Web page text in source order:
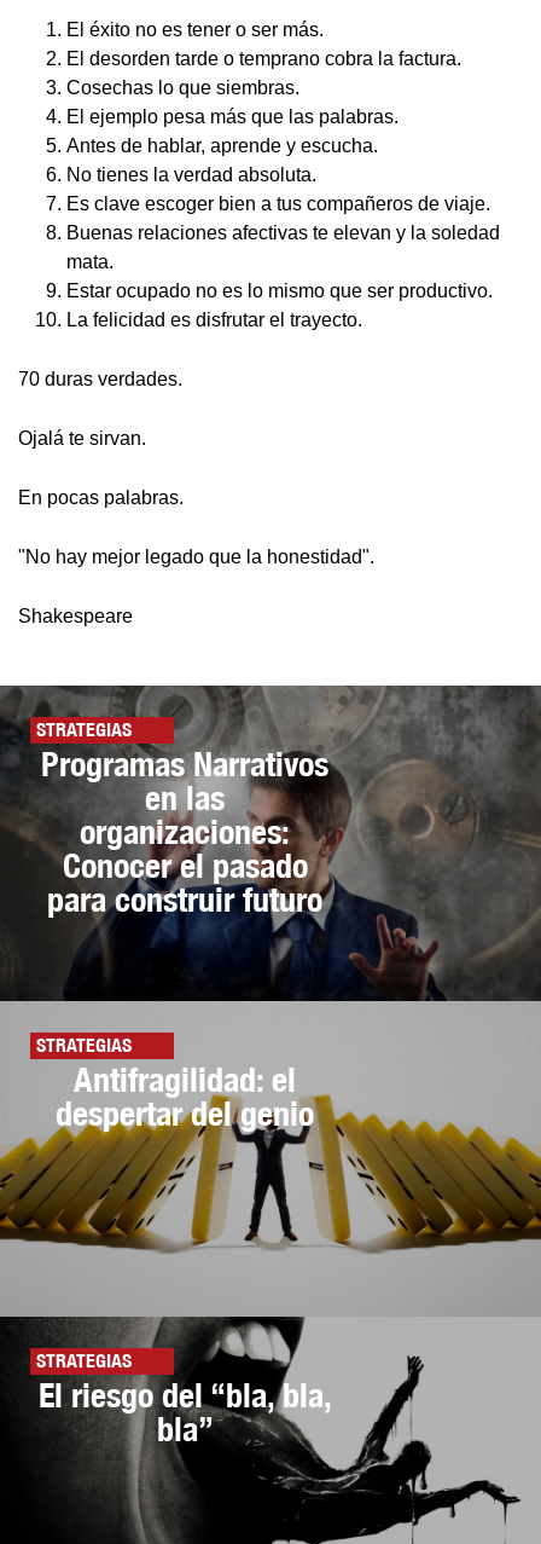
El éxito no es tener o ser más.
El desorden tarde o temprano cobra la factura.
Cosechas lo que siembras.
El ejemplo pesa más que las palabras.
Antes de hablar, aprende y escucha.
No tienes la verdad absoluta.
Es clave escoger bien a tus compañeros de viaje.
Buenas relaciones afectivas te elevan y la soledad
mata.
Estar ocupado no es lo mismo que ser productivo.
La felicidad es disfrutar el trayecto.
70 duras verdades.
Ojalá te sirvan.
En pocas palabras.
"No hay mejor legado que la honestidad".
Shakespeare
STRATEGIAS
Programas Narrativos
en las
organizaciones:
Conocer el pasado
para construir futuro
STRATEGIAS
Antifragilidad: el
despertar del genio
STRATEGIAS
El riesgo del “bla, bla,
bla”